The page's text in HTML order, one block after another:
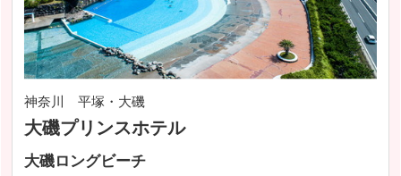
神奈川 平塚・大磯
大磯プリンスホテル
大磯ロングビーチ